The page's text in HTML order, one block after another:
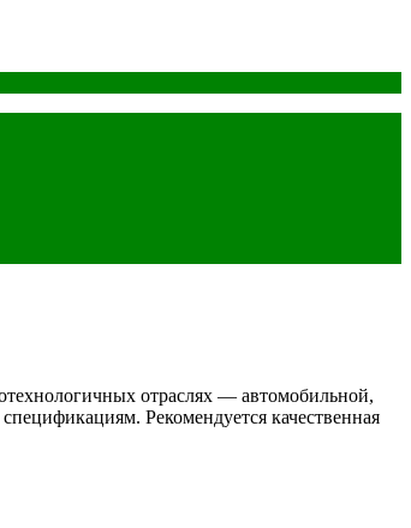
отраслях — автомобильной,
Рекомендуется качественная